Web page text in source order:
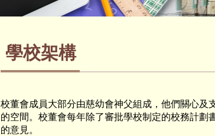
學校架構
校董會成員大部分由慈幼會神父組成，他們關心
的空間。校董會每年除了審批學校制定的校務計
的意見。